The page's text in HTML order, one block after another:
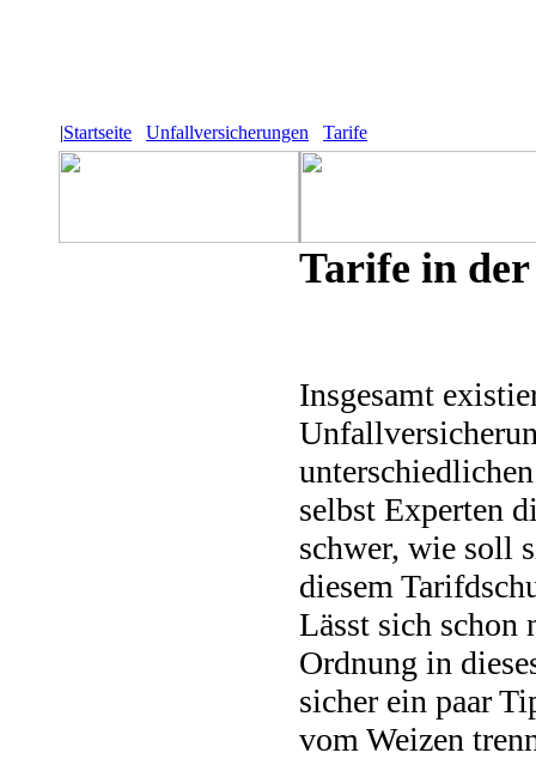
|Startseite Unfallversicherungen Tarife
Tarife in
Insgesamt
selbst Experten
schwer, wie soll
diesem
Lässt sich schon
Ordnung in
sicher ein paar
vom Weizen